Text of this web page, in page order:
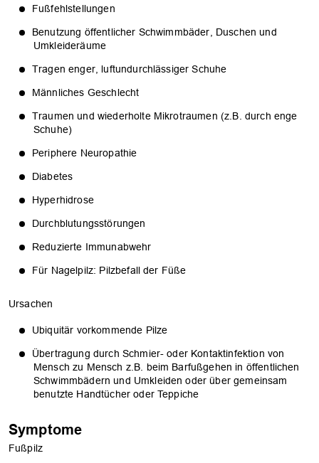
Fußfehlstellungen
Benutzung öffentlicher Schwimmbäder, Duschen und
Umkleideräume
Tragen enger, luftundurchlässiger Schuhe
Männliches Geschlecht
Traumen und wiederholte Mikrotraumen (z.B. durch enge
Schuhe)
Periphere Neuropathie
Diabetes
Hyperhidrose
Durchblutungsstörungen
Reduzierte Immunabwehr
Für Nagelpilz: Pilzbefall der Füße
Ursachen
Ubiquitär vorkommende Pilze
Übertragung durch Schmier- oder Kontaktinfektion von
Mensch zu Mensch z.B. beim Barfußgehen in öffentlichen
Schwimmbädern und Umkleiden oder über gemeinsam
benutzte Handtücher oder Teppiche
Symptome
Fußpilz